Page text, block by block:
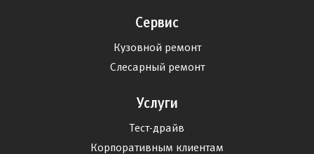
Сервис
Кузовной ремонт
Слесарный ремонт
Услуги
Тест-драйв
Корпоративным клиентам